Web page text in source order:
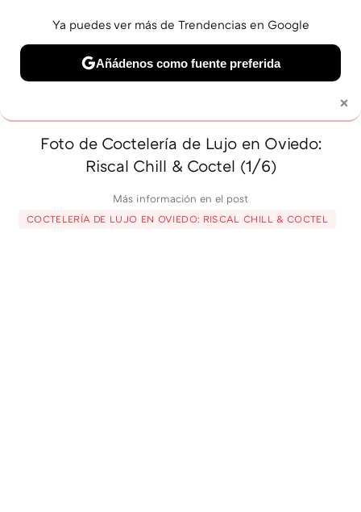
BELLEZA SHOPPING VIAJES GASTRO SNEAKERS
Foto de Coctelería de Lujo en Oviedo:
Riscal Chill & Coctel (1/6)
Más información en el post
COCTELERÍA DE LUJO EN OVIEDO: RISCAL CHILL & COCTEL
×
Ya puedes ver más de Trendencias en Google
Añádenos como fuente preferida